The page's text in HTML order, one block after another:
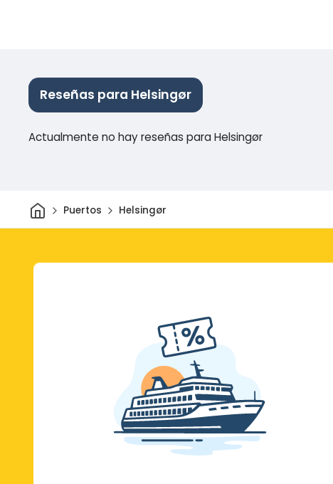
Reseñas para Helsingør
Actualmente no hay reseñas para Helsingør
InicioPuertos Helsingør